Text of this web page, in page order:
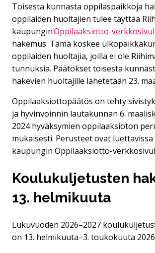
Toisesta kunnasta oppilaspaikkoja
oppilaiden huoltajien tulee täyttää
kaupunginOppilaaksiotto-
hakemus. Tämä koskee
oppilaiden huoltajia, joilla ei ole
tunnuksia. Päätökset toisesta
hakevien huoltajille lähetetään 23.
Oppilaaksiottopäätös on tehty
ja hyvinvoinnin lautakunnan 6.
2024 hyväksymien oppilaaksioton
mukaisesti. Perusteet ovat luettavissa
kaupungin Oppilaaksiotto-
Koulukuljetusten
13. helmikuuta
Lukuvuoden 2026–2027
on 13. helmikuuta–3. toukokuuta